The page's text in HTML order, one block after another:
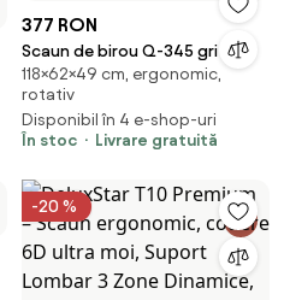
377 RON
Scaun de birou Q-345 gri
118×62×49 cm, ergonomic,
rotativ
Disponibil în 4 e-shop-uri
În stoc
Livrare gratuită
-20 %